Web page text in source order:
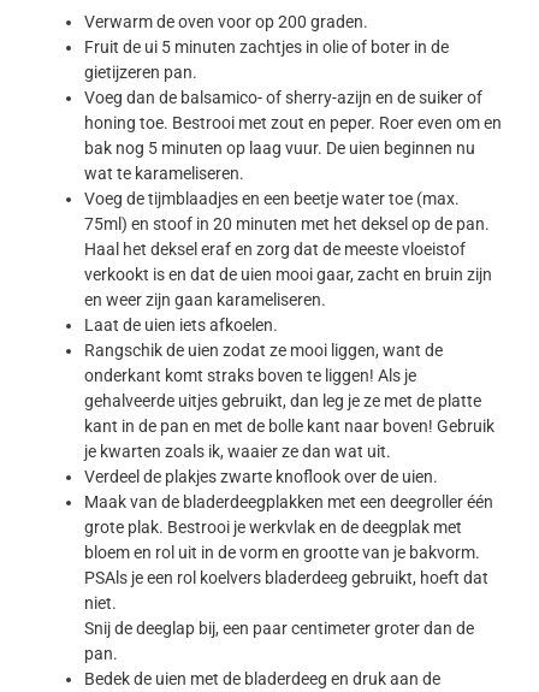
Verwarm de oven voor op 200 graden.
Fruit de ui 5 minuten zachtjes in olie of boter in de
gietijzeren pan.
Voeg dan de balsamico- of sherry-azijn en de suiker of
honing toe. Bestrooi met zout en peper. Roer even om en
bak nog 5 minuten op laag vuur. De uien beginnen nu
wat te karameliseren.
Voeg de tijmblaadjes en een beetje water toe (max.
75ml) en stoof in 20 minuten met het deksel op de pan.
Haal het deksel eraf en zorg dat de meeste vloeistof
verkookt is en dat de uien mooi gaar, zacht en bruin zijn
en weer zijn gaan karameliseren.
Laat de uien iets afkoelen.
Rangschik de uien zodat ze mooi liggen, want de
onderkant komt straks boven te liggen! Als je
gehalveerde uitjes gebruikt, dan leg je ze met de platte
kant in de pan en met de bolle kant naar boven! Gebruik
je kwarten zoals ik, waaier ze dan wat uit.
Verdeel de plakjes zwarte knoflook over de uien.
Maak van de bladerdeegplakken met een deegroller één
grote plak. Bestrooi je werkvlak en de deegplak met
bloem en rol uit in de vorm en grootte van je bakvorm.
PSAls je een rol koelvers bladerdeeg gebruikt, hoeft dat
niet.
Snij de deeglap bij, een paar centimeter groter dan de
pan.
Bedek de uien met de bladerdeeg en druk aan de